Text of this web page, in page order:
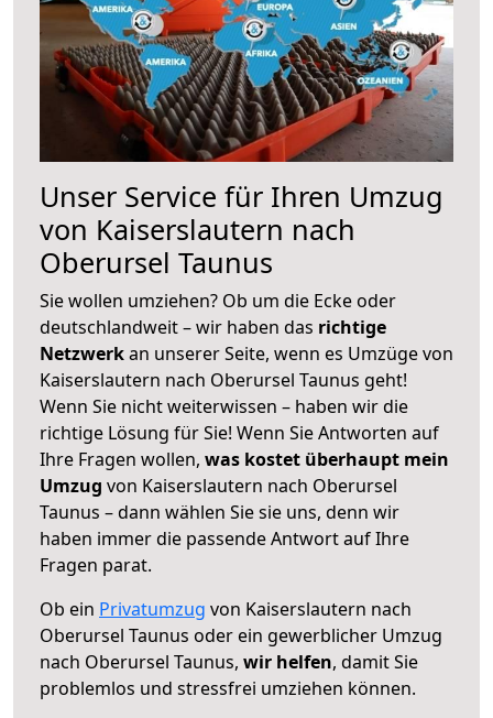
Unser Service für Ihren Umzug
von Kaiserslautern nach
Oberursel Taunus
Sie wollen umziehen? Ob um die Ecke oder
deutschlandweit – wir haben das richtige
Netzwerkan unserer Seite, wenn es Umzüge von
Kaiserslautern nach Oberursel Taunus geht!
Wenn Sie nicht weiterwissen – haben wir die
richtige Lösung für Sie! Wenn Sie Antworten auf
Ihre Fragen wollen, was kostet überhaupt mein
Umzug von Kaiserslautern nach Oberursel
Taunus – dann wählen Sie sie uns, denn wir
haben immer die passende Antwort auf Ihre
Fragen parat.
Ob ein Privatumzug von Kaiserslautern nach
Oberursel Taunus oder ein gewerblicher Umzug
nach Oberursel Taunus, wir helfen, damit Sie
problemlos und stressfrei umziehen können.